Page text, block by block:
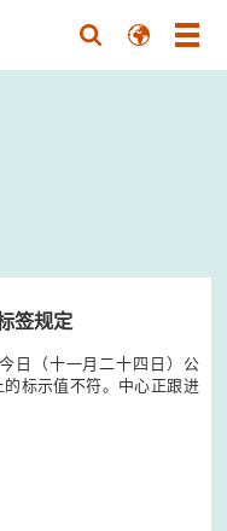
签规定
日（十一月二十四日）公
标示值不符。中心正跟进